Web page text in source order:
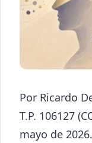
Por Ricardo
T.P. 106127
mayo de